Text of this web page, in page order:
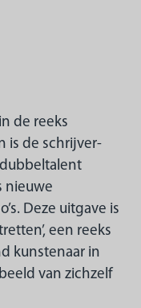
de reeks
is de schrijver-
nieuwe
Deze uitgave is
een reeks
kunstenaar in
van zichzelf